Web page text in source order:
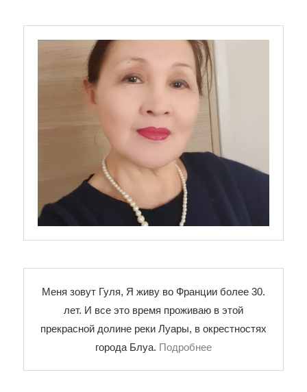
Меня зовут Гуля, Я живу во Франции более 30.
лет. И все это время проживаю в этой
прекрасной долине реки Луары, в окрестностях
города Блуа. Подробнее